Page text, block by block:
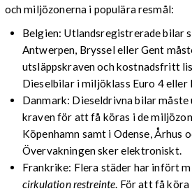
och miljözonerna i populära resmål:
Belgien: Utlandsregistrerade bilar
Antwerpen, Bryssel eller Gent
utsläppskraven och kostnadsfritt
Dieselbilar i miljöklass Euro 4 eller
Danmark: Dieseldrivna bilar
kraven för att få köras i de
Köpenhamn samt i Odense, Århus
Övervakningen sker elektroniskt.
Frankrike: Flera städer har infört
cirkulation restreinte . För att få